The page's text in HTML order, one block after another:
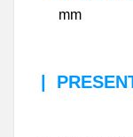
mm